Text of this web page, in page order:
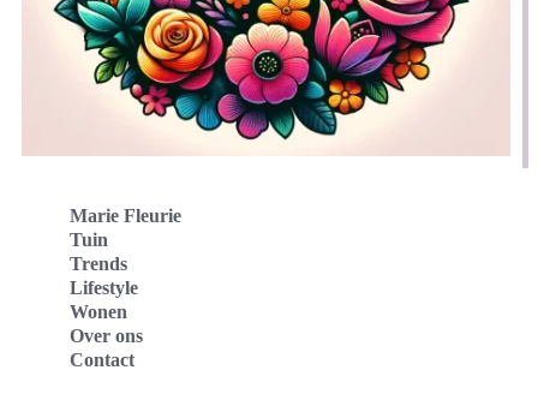
Marie Fleurie
Tuin
Trends
Lifestyle
Wonen
Over ons
Contact